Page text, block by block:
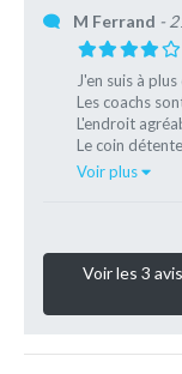
M Ferrand -
J'en suis à
Les coachs
L'endroit
Le coin
Voir plus
Voir les 3